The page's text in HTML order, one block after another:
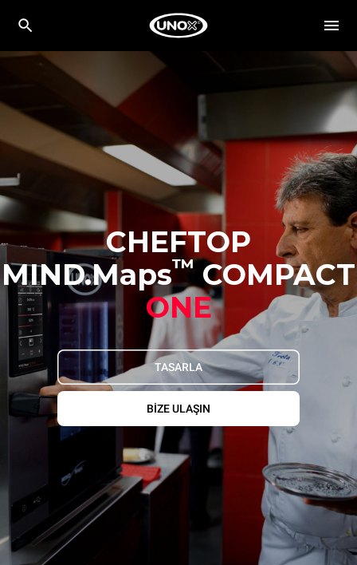
CHEFTOP
MIND.Maps™ COMPACT
ONE
TASARLA
BIZE ULAŞIN